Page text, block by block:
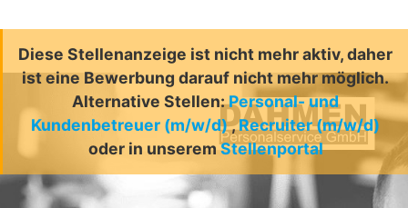
Diese Stellenanzeige ist nicht mehr aktiv, daher
ist eine Bewerbung darauf nicht mehr möglich.
Alternative Stellen:Personal- und
Kundenbetreuer (m/w/d),Recruiter (m/w/d)
oder in unseremStellenportal